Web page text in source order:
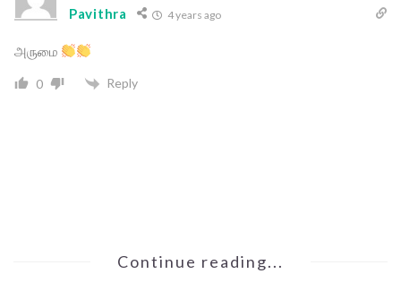
Pavithra 4 years ago
அருமை
0 Reply
Continue reading...